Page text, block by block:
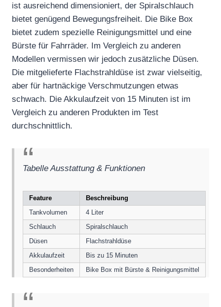
ist ausreichend dimensioniert, der Spiralschlauch
bietet genügend Bewegungsfreiheit. Die Bike Box
bietet zudem spezielle Reinigungsmittel und eine
Bürste für Fahrräder. Im Vergleich zu anderen
Modellen vermissen wir jedoch zusätzliche Düsen.
Die mitgelieferte Flachstrahldüse ist zwar vielseitig,
aber für hartnäckige Verschmutzungen etwas
schwach. Die Akkulaufzeit von 15 Minuten ist im
Vergleich zu anderen Produkten im Test
durchschnittlich.
Tabelle Ausstattung & Funktionen
Feature
Beschreibung
Tankvolumen
4 Liter
Schlauch
Spiralschlauch
Düsen
Flachstrahldüse
Akkulaufzeit
Bis zu 15 Minuten
Besonderheiten
Bike Box mit Bürste & Reinigungsmittel